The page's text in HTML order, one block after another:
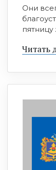
Они
пятницу
Читать